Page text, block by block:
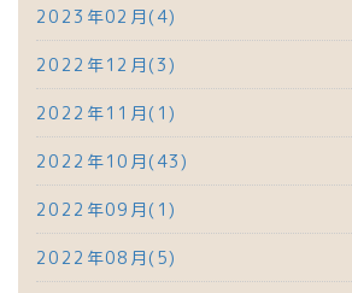
2023年02月(4)
2022年12月(3)
2022年11月(1)
2022年10月(43)
2022年09月(1)
2022年08月(5)